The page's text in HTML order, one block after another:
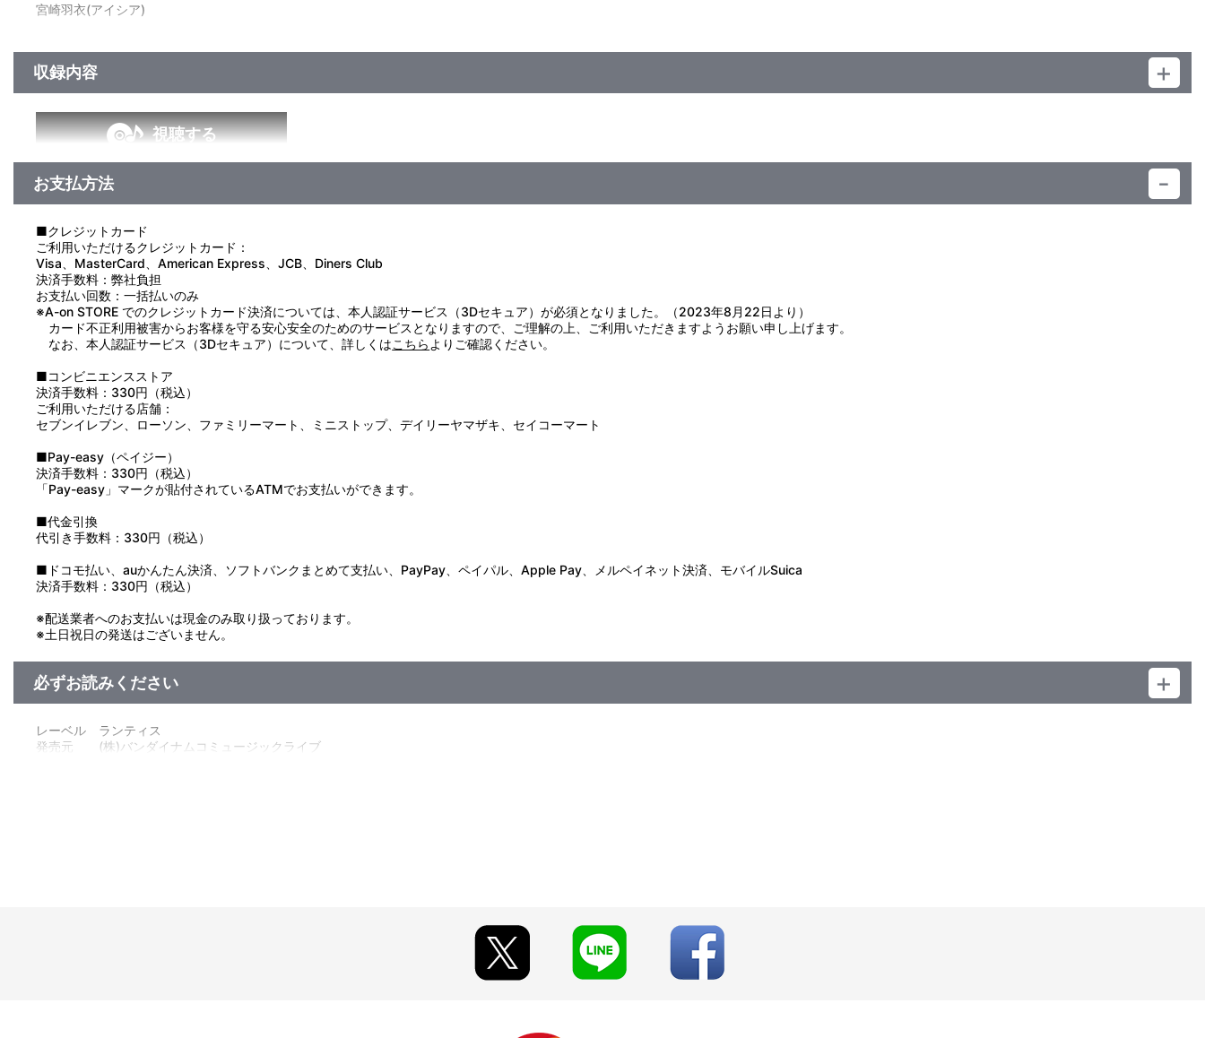
宮崎羽衣(アイシア)
収録内容
視聴する
＜収録曲＞
2：Ｈａｐｐｙ Ｅｎｄにしましょ？
3：Ｍａｇｉｃａｌ ｓｉｇｎａｌ！！ （ｏｆｆ ｖｏｃａｌ）
4：Ｈａｐｐｙ Ｅｎｄにしましょ？ （ｏｆｆ ｖｏｃａｌ）
お支払方法
■クレジットカード
ご利用いただけるクレジットカード：
Visa、MasterCard、American Express、JCB、Diners Club
決済手数料：弊社負担
お支払い回数：一括払いのみ
※A-on STORE でのクレジットカード決済については、本人認証サービス（3Dセキュア）が必須となりました。（2023年8月22日より）
カード不正利用被害からお客様を守る安心安全のためのサービスとなりますので、ご理解の上、ご利用いただきますようお願い申し上げます。
なお、本人認証サービス（3Dセキュア）について、詳しくはこちら よりご確認ください。
■コンビニエンスストア
決済手数料：330円（税込）
ご利用いただける店舗：
セブンイレブン、ローソン、ファミリーマート、ミニストップ、デイリーヤマザキ、セイコーマート
■Pay-easy（ペイジー）
決済手数料：330円（税込）
「Pay-easy」マークが貼付されているATMでお支払いができます。
■代金引換
代引き手数料：330円（税込）
■ドコモ払い、auかんたん決済、ソフトバンクまとめて支払い、PayPay、ペイパル、Apple Pay、メルペイネット決済、モバイルSuica
決済手数料：330円（税込）
※配送業者へのお支払いは現金のみ取り扱っております。
※土日祝日の発送はございません。
必ずお読みください
レーベル ランティス
発売元 (株)バンダイナムコミュージックライブ